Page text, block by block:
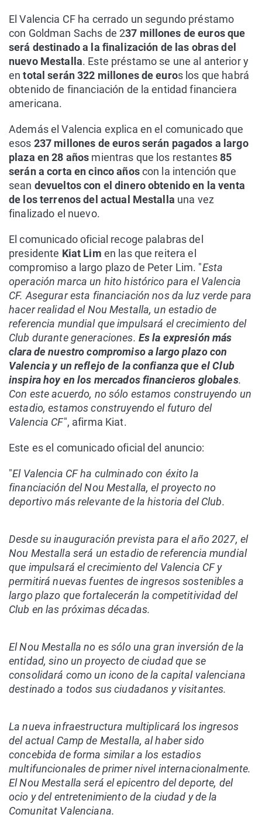
El Valencia CF ha cerrado un segundo préstamo
con Goldman Sachs de 237 millones de euros que
será destinado a la finalización de las obras del
nuevo Mestalla. Este préstamo se une al anterior y
en total serán 322 millones de euros los que habrá
obtenido de financiación de la entidad financiera
americana.
Además el Valencia explica en el comunicado que
esos 237 millones de euros serán pagados a largo
plaza en 28 años mientras que los restantes85
serán a corta en cinco añoscon la intención que
sean devueltos con el dinero obtenido en la venta
de los terrenos del actual Mestalla una vez
finalizado el nuevo.
El comunicado oficial recoge palabras del
presidente Kiat Lim en las que reitera el
compromiso a largo plazo de Peter Lim. "Esta
operación marca un hito histórico para el Valencia
CF. Asegurar esta financiación nos da luz verde para
hacer realidad el Nou Mestalla, un estadio de
referencia mundial que impulsará el crecimiento del
Club durante generaciones. Es la expresión más
clara de nuestro compromiso a largo plazo con
Valencia y un reflejo de la confianza que el Club
inspira hoy en los mercados financieros globales.
Con este acuerdo, no sólo estamos construyendo un
estadio, estamos construyendo el futuro del
Valencia CF", afirma Kiat.
Este es el comunicado oficial del anuncio:
"El Valencia CF ha culminado con éxito la
financiación del Nou Mestalla, el proyecto no
deportivo más relevante de la historia del Club.
Desde su inauguración prevista para el año 2027, el
Nou Mestalla será un estadio de referencia mundial
que impulsará el crecimiento del Valencia CF y
permitirá nuevas fuentes de ingresos sostenibles a
largo plazo que fortalecerán la competitividad del
Club en las próximas décadas.
El Nou Mestalla no es sólo una gran inversión de la
entidad, sino un proyecto de ciudad que se
consolidará como un icono de la capital valenciana
destinado a todos sus ciudadanos y visitantes.
La nueva infraestructura multiplicará los ingresos
del actual Camp de Mestalla, al haber sido
concebida de forma similar a los estadios
multifuncionales de primer nivel internacionalmente.
El Nou Mestalla será el epicentro del deporte, del
ocio y del entretenimiento de la ciudad y de la
Comunitat Valenciana.